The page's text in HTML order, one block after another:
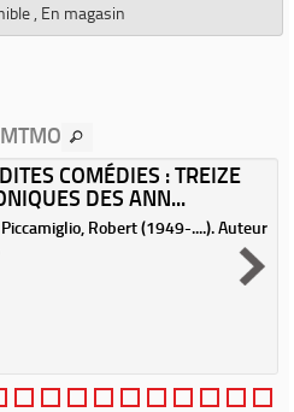
, En magasin
COMÉDIES : TREIZE
DES ANN...
Robert (1949-....). Auteur